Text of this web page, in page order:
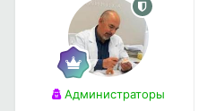
Администраторы